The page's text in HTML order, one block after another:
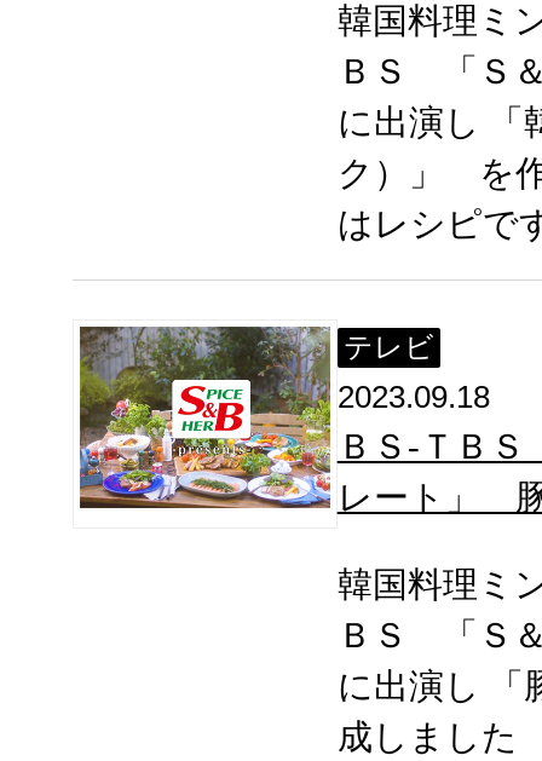
韓国料理ミ
ＢＳ 「Ｓ
に出演し 「
ク）」 を
はレシピで
テレビ
2023.09.18
ＢＳ-ＴＢ
レート」
韓国料理ミ
ＢＳ 「Ｓ
に出演し
成しました